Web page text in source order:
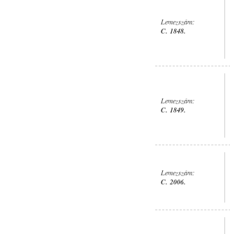
Lemezszám:
C. 1848.
Lemezszám:
C. 1849.
Lemezszám:
C. 2006.